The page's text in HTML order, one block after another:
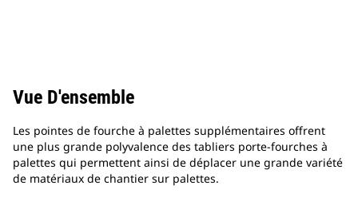
Vue D'ensemble
Les pointes de fourche à palettes supplémentaires offrent
une plus grande polyvalence des tabliers porte-fourches à
palettes qui permettent ainsi de déplacer une grande variété
de matériaux de chantier sur palettes.